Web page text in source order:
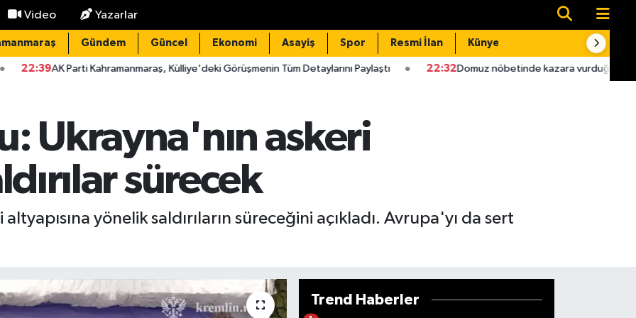
Video Yazarlar
Gündem Güncel Ekonomi Asayiş Spor Resmi İlan Künye
Parti Kahramanmaraş, Külliye'deki Görüşmenin Tüm Detaylarını Paylaştı 22:32 Domuz nöbetinde kazara vurduğu babası
Ukrayna'nın askeri
sürecek
yönelik saldırıların süreceğini açıkladı. Avrupa'yı da sert
Trend Haberler